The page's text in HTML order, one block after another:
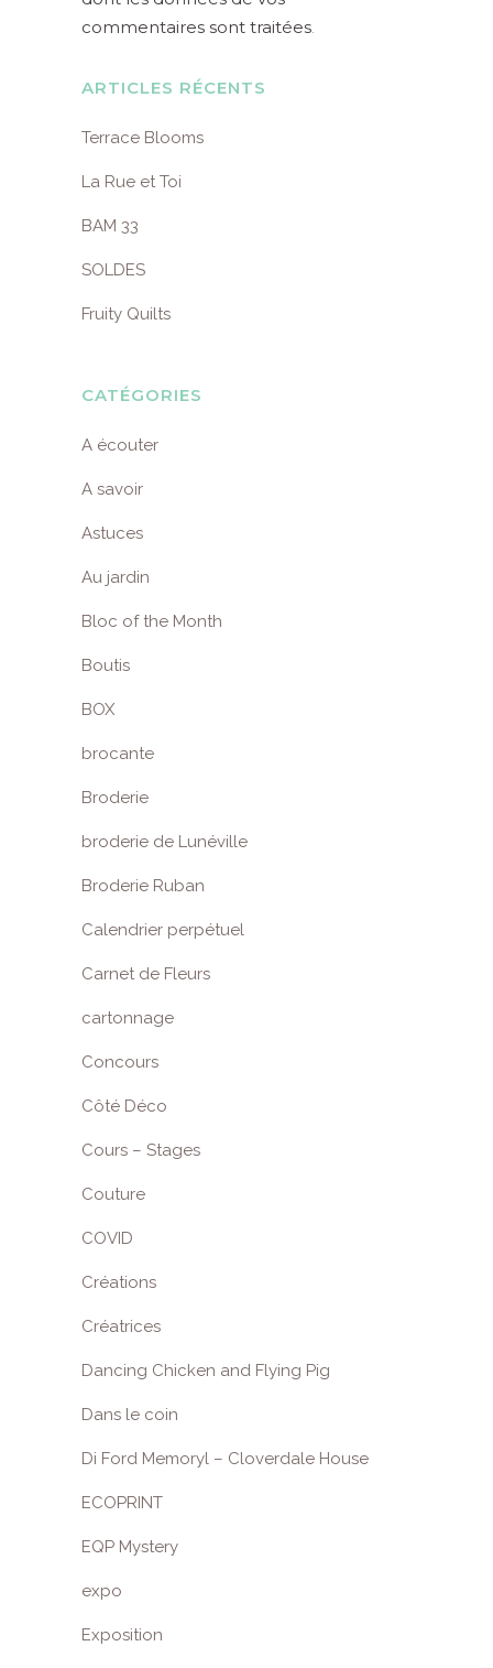
commentaires sont traitées.
ARTICLES RÉCENTS
Terrace Blooms
La Rue et Toi
BAM 33
SOLDES
Fruity Quilts
CATÉGORIES
A écouter
A savoir
Astuces
Au jardin
Bloc of the Month
Boutis
BOX
brocante
Broderie
broderie de Lunéville
Broderie Ruban
Calendrier perpétuel
Carnet de Fleurs
cartonnage
Concours
Côté Déco
Cours – Stages
Couture
COVID
Créations
Créatrices
Dancing Chicken and Flying Pig
Dans le coin
Di Ford Memoryl – Cloverdale House
ECOPRINT
EQP Mystery
expo
Exposition